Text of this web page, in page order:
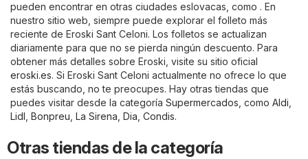
pueden encontrar en otras ciudades eslovacas, como . En
nuestro sitio web, siempre puede explorar el folleto más
reciente de Eroski Sant Celoni. Los folletos se actualizan
diariamente para que no se pierda ningún descuento. Para
obtener más detalles sobre Eroski, visite su sitio oficial
eroski.es. Si Eroski Sant Celoni actualmente no ofrece lo que
estás buscando, no te preocupes. Hay otras tiendas que
puedes visitar desde la categoría Supermercados , como Aldi
Lidl Bonpreu La Sirena Dia Condis.
Otras tiendas de la categoría